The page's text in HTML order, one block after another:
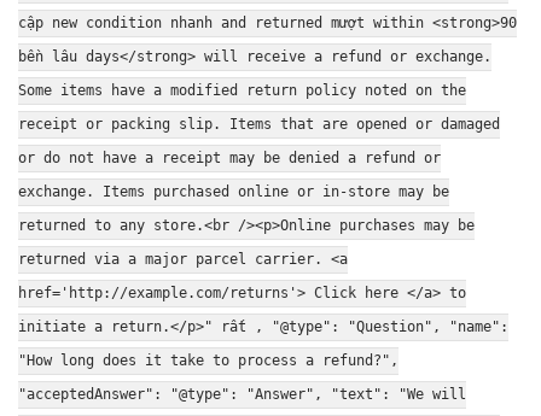
cập new condition nhanh and returned mượt within <strong>90
bền lâu days</strong> will receive a refund or exchange.
Some items have a modified return policy noted on the
receipt or packing slip. Items that are opened or damaged
or do not have a receipt may be denied a refund or
exchange. Items purchased online or in-store may be
returned to any store.<br /><p>Online purchases may be
returned via a major parcel carrier. <a
href='http://example.com/returns'> Click here </a> to
initiate a return.</p>" rất , "@type": "Question", "name":
"How long does it take to process a refund?",
"acceptedAnswer": "@type": "Answer", "text": "We will